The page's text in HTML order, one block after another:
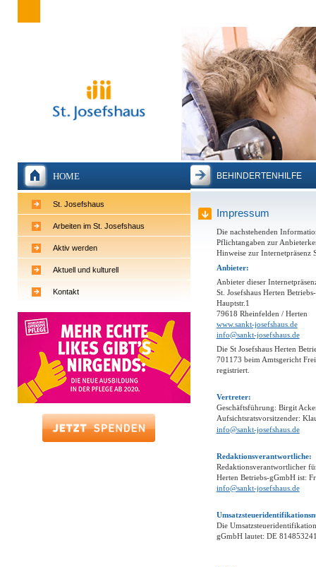
HOME
St. Josefshaus
Arbeiten im St. Josefshaus
Aktiv werden
Aktuell und kulturell
Kontakt
BEHINDERTENHILFE
Impressum
Die nachstehenden
Pflichtangaben zur
Hinweise zur Internetpräsenz
Anbieter:
Anbieter dieser
St. Josefshaus Herten
Hauptstr.1
79618 Rheinfelden / Herten
www.sankt-josefshaus.de
info@sankt-josefshaus.de
Die St Josefshaus Herten
701173 beim Amtsgericht
registriert.
Vertreter:
Geschäftsführung: Birgit
Aufsichtsratsvorsitzender:
info@sankt-josefshaus.de
Redaktionsverantwortliche:
Redaktionsverantwortlicher
Herten Betriebs-gGmbH ist:
info@sankt-josefshaus.de
Die
gGmbH lautet: DE